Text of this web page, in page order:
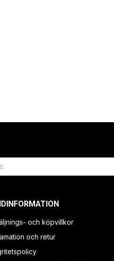
och köpvillkor
och retur